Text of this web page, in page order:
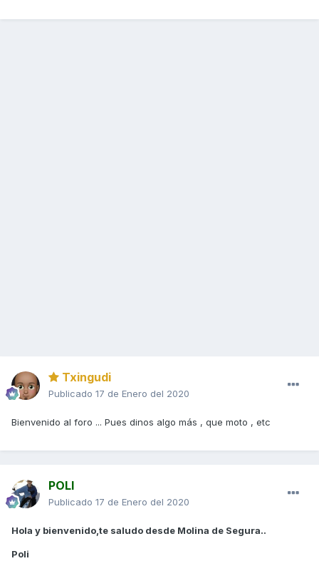
Txingudi
Publicado 17 de Enero del 2020
Bienvenido al foro ... Pues dinos algo más , que moto , etc
POLI
Publicado 17 de Enero del 2020
Hola y bienvenido,te saludo desde Molina de Segura..
Poli